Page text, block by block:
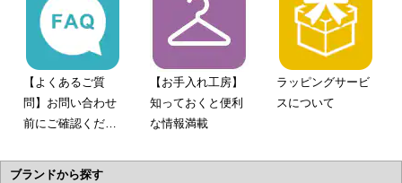
【よくあるご質
問】お問い合わせ
前にご確認くださ
【お手入れ工房】
知っておくと便利
な情報満載
ラッピングサービ
スについて
ブランドから探す